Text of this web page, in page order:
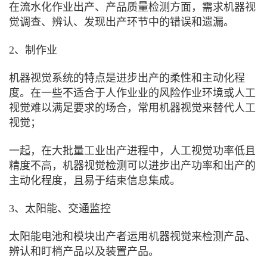
在流水化作业出产、产品质量检测方面，需求机器视
觉调查、辨认、发现出产环节中的错误和遗漏。
2、制作业
机器视觉系统的特点是进步出产的柔性和主动化程
度。在一些不适合于人作业业的风险作业环境或人工
视觉难以满足要求的场合，常用机器视觉来替代人工
视觉；
一起，在大批量工业出产进程中，人工视觉功率低且
精度不高，机器视觉检测可以进步出产功率和出产的
主动化程度，且易于结束信息集成。
3、太阳能、交通监控
太阳能电池和模块出产者运用机器视觉来检测产品、
辨认和盯梢产品以及装置产品。